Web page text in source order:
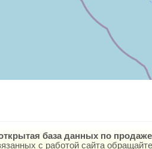
база данных по
с работой сайта